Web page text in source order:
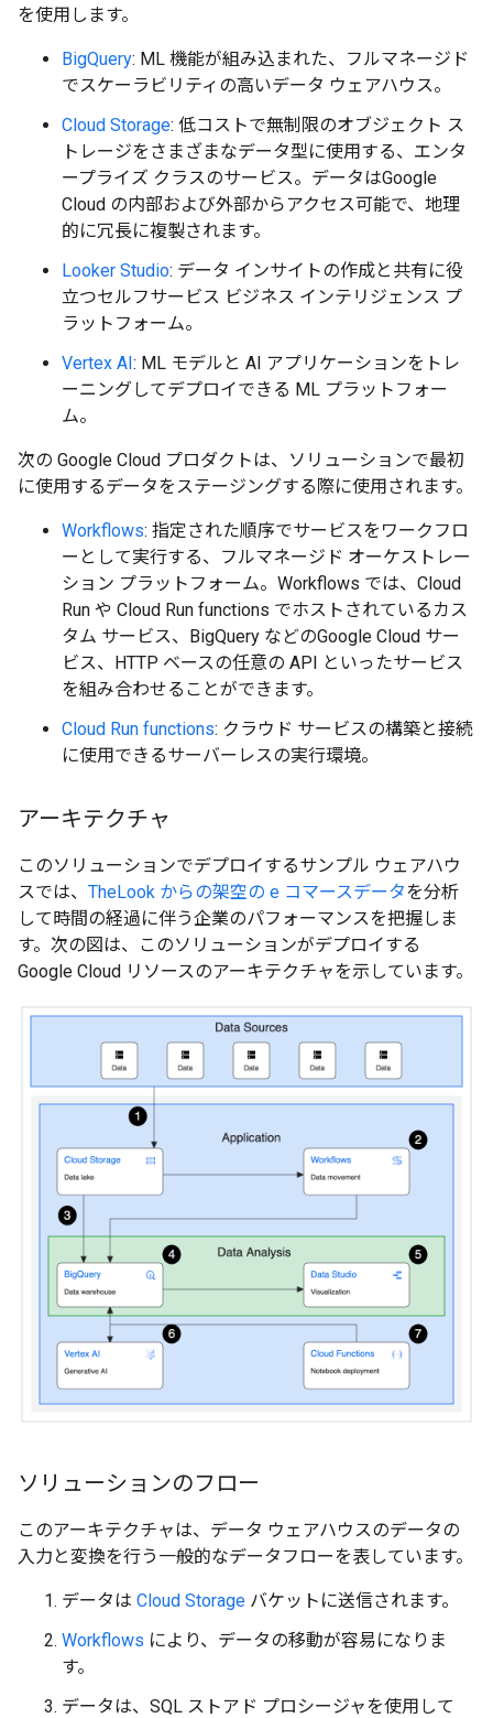
を使用します。
BigQuery: ML 機能が組み込まれた、フルマネージド
でスケーラビリティの高いデータ ウェアハウス。
Cloud Storage: 低コストで無制限のオブジェクト ス
トレージをさまざまなデータ型に使用する、エンタ
ープライズ クラスのサービス。データはGoogle
Cloud の内部および外部からアクセス可能で、地理
的に冗長に複製されます。
Looker Studio: データ インサイトの作成と共有に役
立つセルフサービス ビジネス インテリジェンス プ
ラットフォーム。
Vertex AI: ML モデルと AI アプリケーションをトレ
ーニングしてデプロイできる ML プラットフォー
ム。
次の Google Cloud プロダクトは、ソリューションで最初
に使用するデータをステージングする際に使用されます。
Workflows: 指定された順序でサービスをワークフロ
ーとして実行する、フルマネージド オーケストレー
ション プラットフォーム。Workflows では、Cloud
Run や Cloud Run functions でホストされているカス
タム サービス、BigQuery などのGoogle Cloud サー
ビス、HTTP ベースの任意の API といったサービス
を組み合わせることができます。
Cloud Run functions: クラウド サービスの構築と接続
に使用できるサーバーレスの実行環境。
アーキテクチャ
このソリューションでデプロイするサンプル ウェアハウ
スでは、 TheLook からの架空の e コマースデータを分析
して時間の経過に伴う企業のパフォーマンスを把握しま
す。次の図は、このソリューションがデプロイする
Google Cloud リソースのアーキテクチャを示しています。
ソリューションのフロー
このアーキテクチャは、データ ウェアハウスのデータの
入力と変換を行う一般的なデータフローを表しています。
データは Cloud Storage バケットに送信されます。
Workflows により、データの移動が容易になりま
す。
データは、SQL ストアド プロシージャを使用して